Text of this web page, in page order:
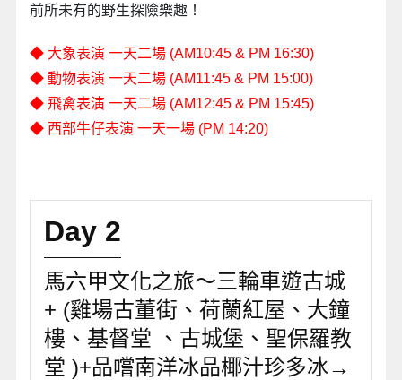
前所未有的野生探險樂趣！
◆ 大象表演 一天二場 (AM10:45 & PM 16:30)
◆ 動物表演 一天二場 (AM11:45 & PM 15:00)
◆ 飛禽表演 一天二場 (AM12:45 & PM 15:45)
◆ 西部牛仔表演 一天一場 (PM 14:20)
Day 2
馬六甲文化之旅～三輪車遊古城
+ (雞場古董街、荷蘭紅屋、大鐘
樓、基督堂 、古城堡、聖保羅教
堂 )+品嚐南洋冰品椰汁珍多冰→